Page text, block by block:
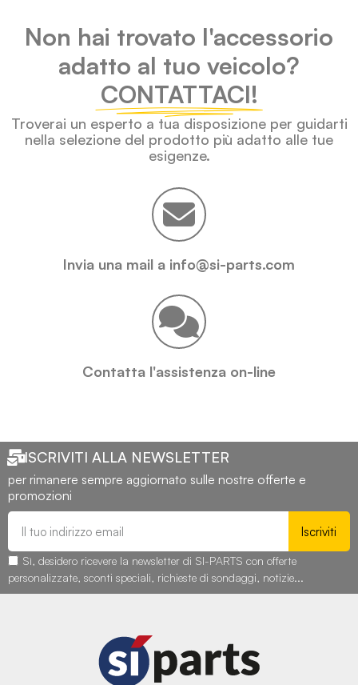
Non hai trovato l'accessorio
adatto al tuo veicolo?
CONTATTACI!
Troverai un esperto a tua disposizione per guidarti
nella selezione del prodotto più adatto alle tue
esigenze.
Invia una mail a info@si-parts.com
Contatta l'assistenza on-line
ISCRIVITI ALLA NEWSLETTER
per rimanere sempre aggiornato sulle nostre offerte e
promozioni
Iscriviti
Sì, desidero ricevere la newsletter di SI-PARTS con offerte
personalizzate, sconti speciali, richieste di sondaggi, notizie...